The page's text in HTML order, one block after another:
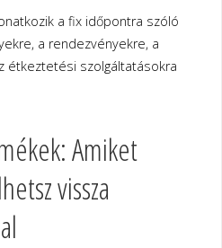
a fix időpontra szóló
a rendezvényekre, a
étkeztetési szolgáltatásokra
Amiket
vissza